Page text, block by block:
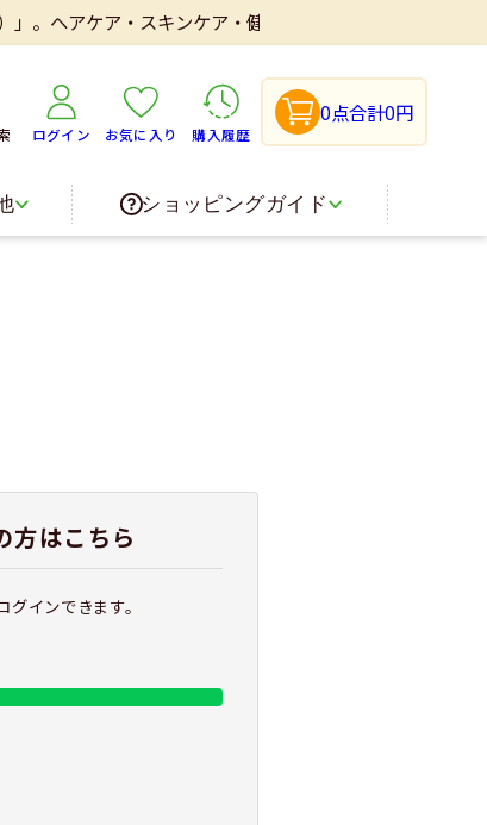
アケア・スキンケア・健康食品・医薬品などを取り扱い
ログイン お気に入り 購入履歴
0点合計0円
ショッピングガイド
方はこちら
インできます。